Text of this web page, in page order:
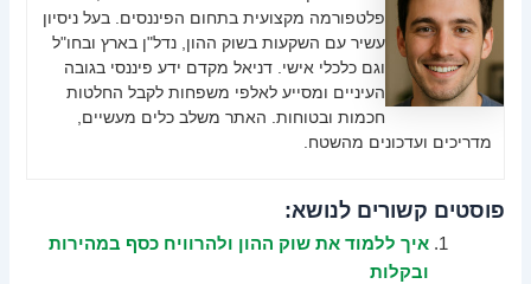
פלטפורמה מקצועית בתחום הפיננסים. בעל ניסיון
עשיר עם השקעות בשוק ההון, נדל"ן בארץ ובחו"ל
וגם כלכלי אישי. דניאל מקדם ידע פיננסי בגובה
העיניים ומסייע לאלפי משפחות לקבל החלטות
חכמות ובטוחות. האתר משלב כלים מעשיים,
מדריכים ועדכונים מהשטח.
פוסטים קשורים לנושא:
איך ללמוד את שוק ההון ולהרוויח כסף במהירות
ובקלות